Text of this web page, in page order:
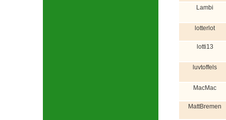
Lambi
lotterlot
lotti13
luvtoffels
MacMac
MattBremen